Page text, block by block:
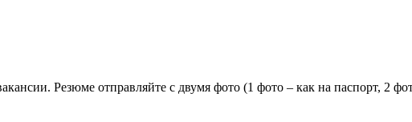
Резюме отправляйте с двумя фото (1 фото – как на паспорт, 2